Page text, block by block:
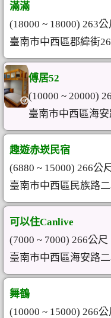
滿滿
(18000 ~ 18000) 263公
臺南市中西區郡緯街
傅居52
(10000 ~ 20000)
臺南市中西區海
趣遊赤崁民宿
(6880 ~ 15000) 266公
臺南市中西區民族路
可以住Canlive
(7000 ~ 7000) 266公尺
臺南市中西區海安路
舞鶴
(10000 ~ 15000) 266公